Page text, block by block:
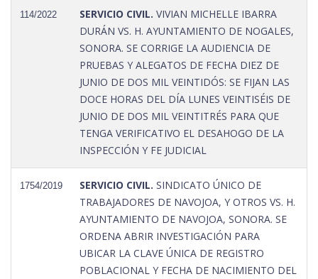
114/2022 SERVICIO CIVIL. VIVIAN MICHELLE IBARRA
DURÁN VS. H. AYUNTAMIENTO DE NOGALES,
SONORA. SE CORRIGE LA AUDIENCIA DE
PRUEBAS Y ALEGATOS DE FECHA DIEZ DE
JUNIO DE DOS MIL VEINTIDÓS: SE FIJAN LAS
DOCE HORAS DEL DÍA LUNES VEINTISÉIS DE
JUNIO DE DOS MIL VEINTITRÉS PARA QUE
TENGA VERIFICATIVO EL DESAHOGO DE LA
INSPECCIÓN Y FE JUDICIAL
1754/2019 SERVICIO CIVIL. SINDICATO ÚNICO DE
TRABAJADORES DE NAVOJOA, Y OTROS VS. H.
AYUNTAMIENTO DE NAVOJOA, SONORA. SE
ORDENA ABRIR INVESTIGACIÓN PARA
UBICAR LA CLAVE ÚNICA DE REGISTRO
POBLACIONAL Y FECHA DE NACIMIENTO DEL